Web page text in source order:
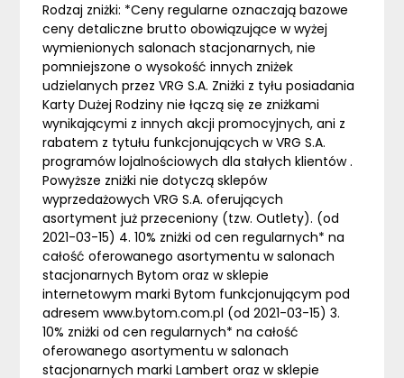
Rodzaj zniżki: *Ceny regularne oznaczają bazowe
ceny detaliczne brutto obowiązujące w wyżej
wymienionych salonach stacjonarnych, nie
pomniejszone o wysokość innych zniżek
udzielanych przez VRG S.A. Zniżki z tyłu posiadania
Karty Dużej Rodziny nie łączą się ze zniżkami
wynikającymi z innych akcji promocyjnych, ani z
rabatem z tytułu funkcjonujących w VRG S.A.
programów lojalnościowych dla stałych klientów .
Powyższe zniżki nie dotyczą sklepów
wyprzedażowych VRG S.A. oferujących
asortyment już przeceniony (tzw. Outlety). (od
2021-03-15) 4. 10% zniżki od cen regularnych* na
całość oferowanego asortymentu w salonach
stacjonarnych Bytom oraz w sklepie
internetowym marki Bytom funkcjonującym pod
adresem www.bytom.com.pl (od 2021-03-15) 3.
10% zniżki od cen regularnych* na całość
oferowanego asortymentu w salonach
stacjonarnych marki Lambert oraz w sklepie